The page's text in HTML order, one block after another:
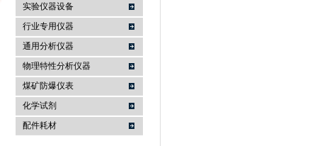
麦科仪（北京）科技有限公司
实验仪器设备
行业专用仪器
通用分析仪器
物理特性分析仪器
煤矿防爆仪表
化学试剂
配件耗材